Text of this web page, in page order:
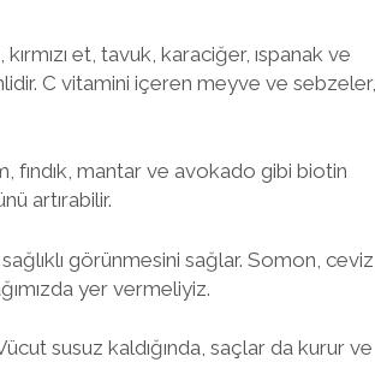
et, tavuk, karaciğer, ıspanak ve
C vitamini içeren meyve ve sebzeler,
fındık, mantar ve avokado gibi biotin
artırabilir.
görünmesini sağlar. Somon, ceviz,
yer vermeliyiz.
susuz kaldığında, saçlar da kurur ve